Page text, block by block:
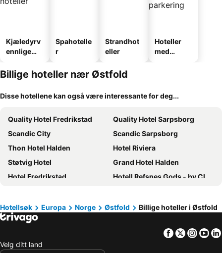
Kjæledyrv
ennlige
Spahotelle
r
Strandhot
eller
Hoteller
med
Billige hoteller nær Østfold
Disse hotellene kan også være interessante for deg...
Quality Hotel Fredrikstad
Quality Hotel Sarpsborg
Scandic City
Scandic Sarpsborg
Thon Hotel Halden
Hotel Riviera
Støtvig Hotel
Grand Hotel Halden
Hotel Fredrikstad
Hotell Refsnes Gods - by Classic Norway Hotels
Home Hotel Park
Tune Hotell Sarpsborg
Gamlebyen Hotell - Fredrikstad
Halden Grand hotell
Hotel Victoria
Hotellsøk Europa Norge Østfold Billige hoteller i Østfold
Facebook
Twitter
Velg ditt land